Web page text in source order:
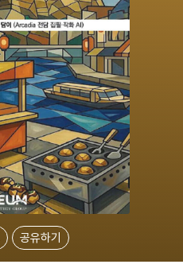
공유하기